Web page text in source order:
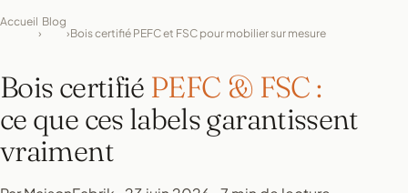
Accueil
›
Blog
›Bois certifié PEFC et FSC pour mobilier sur mesure
Bois certifié PEFC & FSC :
ce que ces labels garantissent
vraiment